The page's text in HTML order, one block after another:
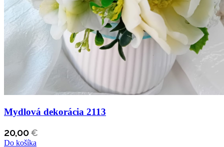
Mydlová dekorácia 2113
20,00€
Do košíka